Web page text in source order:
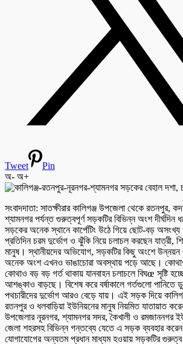
Tweet
Pin
অ- অ+
‎সংবাদদাতা: সাতক্ষীরার কালিগঞ্জ উপজেলা থেকে রতনপুর,
শ্যামনগর পর্যন্ত গুরুত্বপূর্ণ সড়কটির বিভিন্ন অংশ দীর্ঘদিন
সড়কের অনেক স্থানে কার্পেটিং উঠে গিয়ে ছোট-বড় অসংখ্য
প্রতিদিন চরম দুর্ভোগ ও ঝুঁকি নিয়ে চলাচল করছেন যাত্রী,
মানুষ। স্থানীয়দের অভিযোগ, সড়কটির কিছু অংশে
অনেক অংশ এখনও ভাঙাচোরা অবস্থায় পড়ে আছে।
কোথাও বড় বড় গর্ত থাকায় যানবাহন চলাচলে বিঘœ সৃষ্টি
আশঙ্কাও বাড়ছে। বিশেষ করে বর্ষাকালে গর্তগুলো পানিতে
পথচারীদের দুর্ভোগ আরও বেড়ে যায়। এই সড়ক দিয়ে
রতনপুর ও ধলবাড়িয়া ইউনিয়নের মানুষ নিয়মিত যাতায়াত
উপজেলার নূরনগর, শ্যামনগর সদর, কৈখালী ও রমজাননগর
জেলা শহরসহ বিভিন্ন গন্তব্যে যেতে এ সড়ক ব্যবহার
যোগাযোগের অন্যতম প্রধান মাধ্যম হওয়ায় সড়কটির